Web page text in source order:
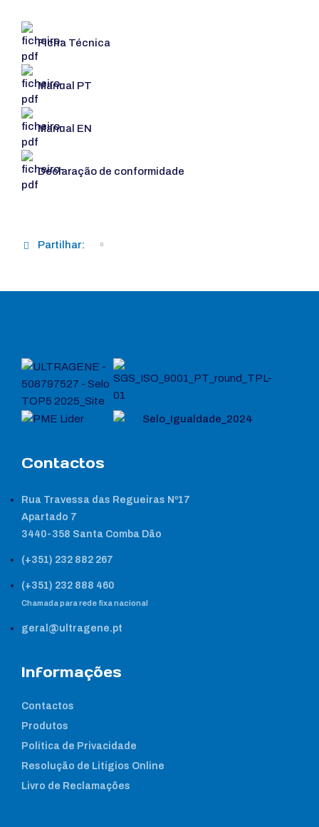
Ficha Técnica
Manual PT
Manual EN
Declaração de conformidade
Partilhar:
Contactos
Rua Travessa das Regueiras Nº17
Apartado 7
3440-358 Santa Comba Dão
(+351) 232 882 267
(+351) 232 888 460
Chamada para rede fixa nacional
geral@ultragene.pt
Informações
Contactos
Produtos
Política de Privacidade
Resolução de Litígios Online
Livro de Reclamações